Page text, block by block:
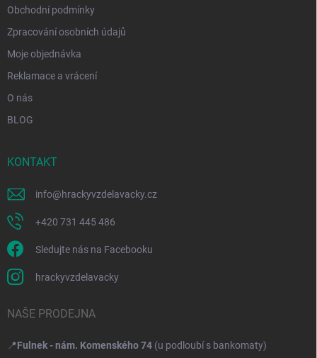
Obchodní podmínky
Zpracování osobních údajů
Moje objednávka
Reklamace a vrácení
O nás
BLOG
KONTAKT
info@hrackyvzdelavacky.cz
+420 731 445 486
Sledujte nás na Facebooku
hrackyvzdelavacky
NAŠE PRODEJNA
📍Fulnek - nám. Komenského 74 (u podloubí s bankomaty)